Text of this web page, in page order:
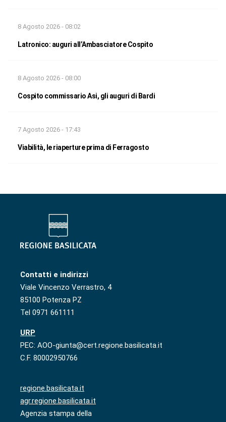
8 Agosto 2026 - 08:02
Latronico: auguri all’Ambasciatore Cospito
8 Agosto 2026 - 08:00
Cospito commissario Asi, gli auguri di Bardi
7 Agosto 2026 - 17:43
Viabilità, le riaperture prima di Ferragosto
Contatti e indirizzi
Viale Vincenzo Verrastro, 4
85100 Potenza PZ
Tel 0971 661111
URP
PEC: AOO-giunta@cert.regione.basilicata.it
C.F. 80002950766
regione.basilicata.it
agr.regione.basilicata.it
Agenzia stampa della